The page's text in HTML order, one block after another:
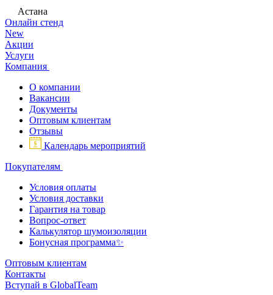
Астана
Онлайн стенд
New
Акции
Услуги
Компания
О компании
Вакансии
Документы
Оптовым клиентам
Отзывы
Календарь мероприятий
Покупателям
Условия оплаты
Условия доставки
Гарантия на товар
Вопрос-ответ
Калькулятор шумоизоляции
Бонусная программа✨
Оптовым клиентам
Контакты
Вступай в GlobalTeam